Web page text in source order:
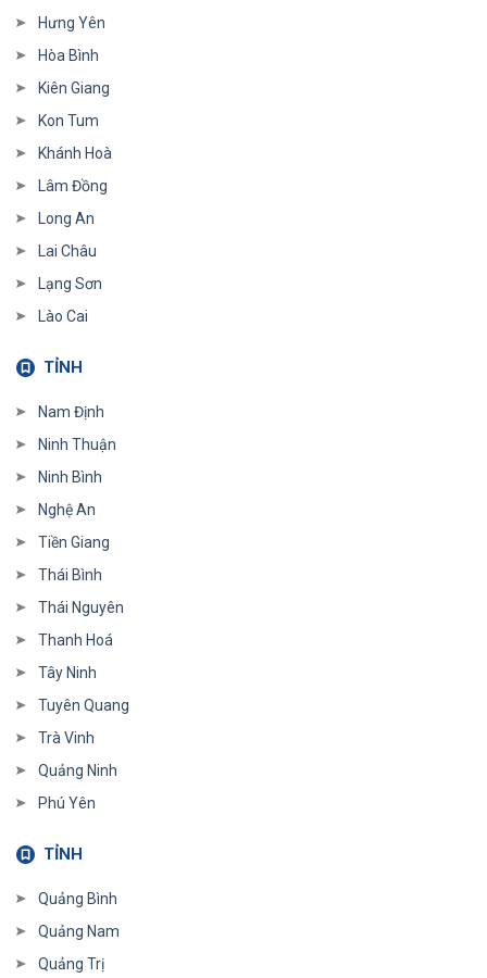
Hưng Yên
Hòa Bình
Kiên Giang
Kon Tum
Khánh Hoà
Lâm Đồng
Long An
Lai Châu
Lạng Sơn
Lào Cai
TỈNH
Nam Định
Ninh Thuận
Ninh Bình
Nghệ An
Tiền Giang
Thái Bình
Thái Nguyên
Thanh Hoá
Tây Ninh
Tuyên Quang
Trà Vinh
Quảng Ninh
Phú Yên
TỈNH
Quảng Bình
Quảng Nam
Quảng Trị